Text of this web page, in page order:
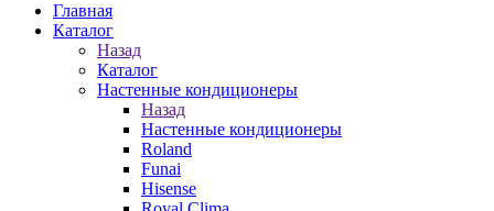
Главная
Каталог
Назад
Каталог
Настенные кондиционеры
Назад
Настенные кондиционеры
Roland
Funai
Hisense